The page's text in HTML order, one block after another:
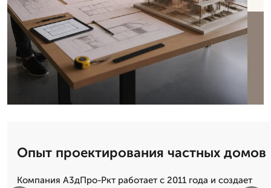
Опыт проектирования частных домов
Компания А3дПро-Ркт работает с 2011 года и создает